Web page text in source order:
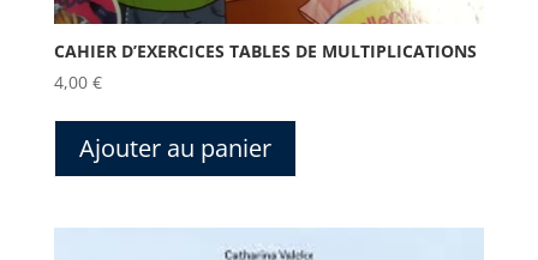
CAHIER D’EXERCICES TABLES DE MULTIPLICATIONS
4,00 €
Ajouter au panier